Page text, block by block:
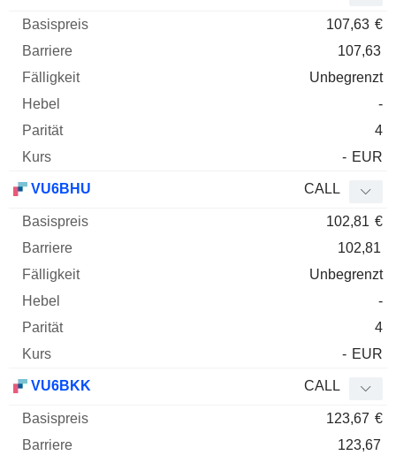
107,63 €
107,63
Unbegrenzt
-
4
- EUR
VU6BHU CALL
102,81 €
102,81
Unbegrenzt
-
4
- EUR
VU6BKK CALL
123,67 €
123,67